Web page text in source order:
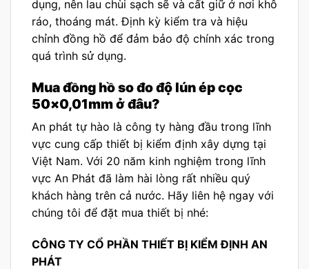
dụng, nên lau chùi sạch sẽ và cất giữ ở nơi khô
ráo, thoáng mát. Định kỳ kiểm tra và hiệu
chỉnh đồng hồ để đảm bảo độ chính xác trong
quá trình sử dụng.
Muađồng hồ so đo độ lún ép cọc
50×0,01mmở đâu?
An phát tự hào là công ty hàng đầu trong lĩnh
vực cung cấp thiết bị kiểm định xây dựng tại
Việt Nam. Với 20 năm kinh nghiệm trong lĩnh
vực An Phát đã làm hài lòng rất nhiều quý
khách hàng trên cả nước. Hãy liên hệ ngay với
chúng tôi để đặt mua thiết bị nhé:
CÔNG TY CỔ PHẦN THIẾT BỊ KIỂM ĐỊNH AN
PHÁT